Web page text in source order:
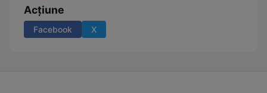
Acțiune
Facebook X